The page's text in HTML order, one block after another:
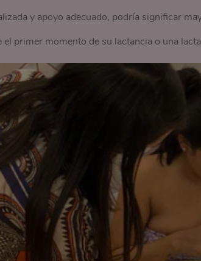
y apoyo adecuado, podría significar
el primer momento de su lactancia o una